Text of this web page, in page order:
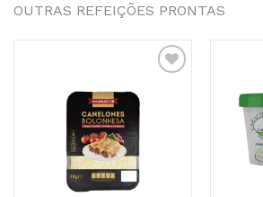
OUTRAS REFEIÇÕES PRONTAS
Adicionar